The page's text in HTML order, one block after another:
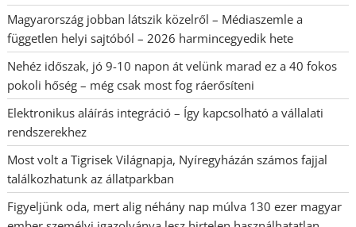
Magyarország jobban látszik közelről – Médiaszemle a
független helyi sajtóból – 2026 harmincegyedik hete
Nehéz időszak, jó 9-10 napon át velünk marad ez a 40 fokos
pokoli hőség – még csak most fog ráerősíteni
Elektronikus aláírás integráció – Így kapcsolható a vállalati
rendszerekhez
Most volt a Tigrisek Világnapja, Nyíregyházán számos fajjal
találkozhatunk az állatparkban
Figyeljünk oda, mert alig néhány nap múlva 130 ezer magyar